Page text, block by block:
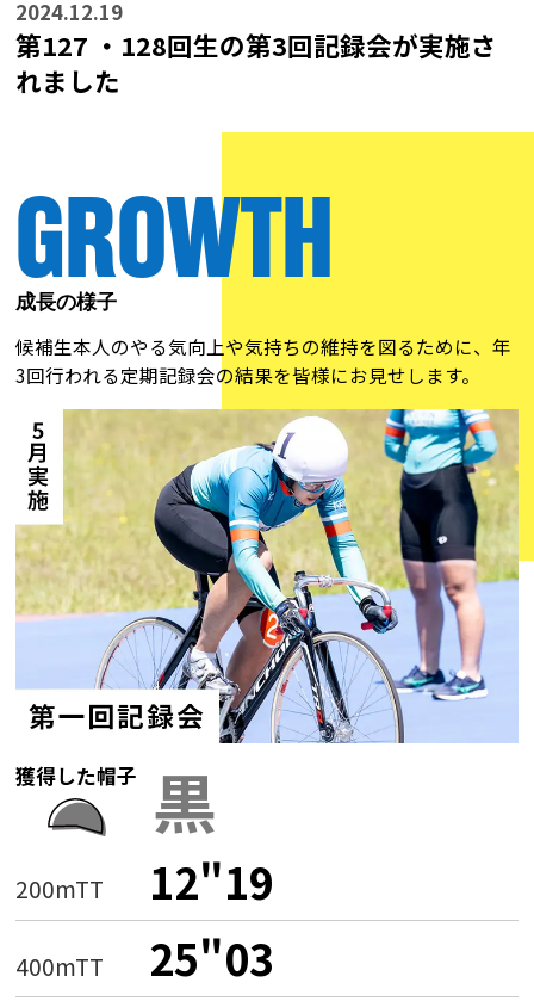
2024.12.19
第127 ・128回生の第3回記録会が実施さ
れました
GROWTH
成長の様子
候補生本人のやる気向上や気持ちの維持を図るために、年
3回行われる定期記録会の結果を皆様にお見せします。
獲得した帽子 黒
200mTT 12"19
400mTT 25"03